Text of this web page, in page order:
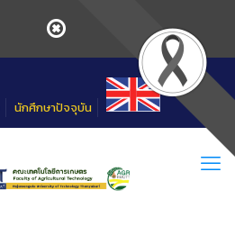
นักศึกษาปัจจุบัน